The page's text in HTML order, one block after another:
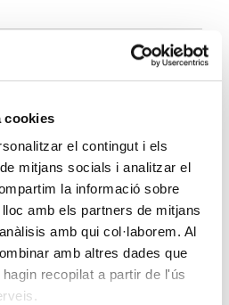
cookies
el contingut i els
mitjans socials i analitzar el
la informació sobre
amb els partners de mitjans
amb qui col·laborem. Al
amb altres dades que
recopilat a partir de l'ús
de los más pequeños